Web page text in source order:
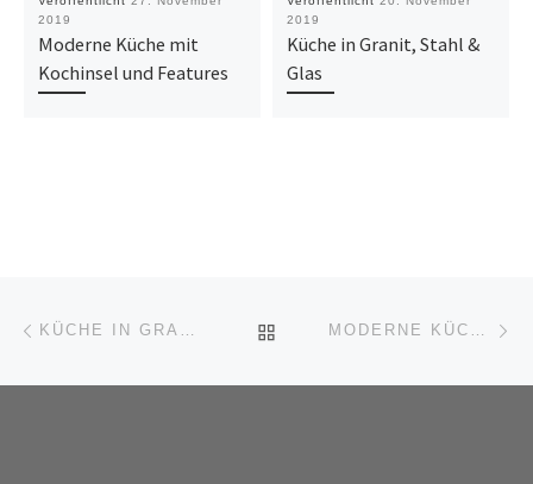
2019
Moderne Küche mit
Kochinsel und Features
2019
Küche in Granit, Stahl &
Glas
Beitragsnavigation
KÜCHE IN GRANIT, STAHL & GLAS ZURÜCK ZUR MODERNE KÜCHE MIT KOCHINSEL UND FEATURES